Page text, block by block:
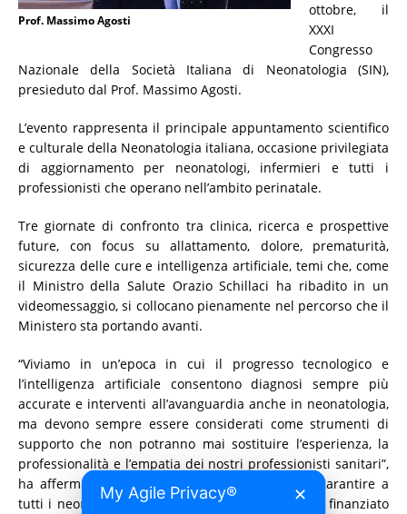
Prof. Massimo Agosti
ottobre, il
XXXI
Congresso
Nazionale della Società Italiana di Neonatologia (SIN),
presieduto dal Prof. Massimo Agosti.
L’evento rappresenta il principale appuntamento scientifico
e culturale della Neonatologia italiana, occasione privilegiata
di aggiornamento per neonatologi, infermieri e tutti i
professionisti che operano nell’ambito perinatale.
Tre giornate di confronto tra clinica, ricerca e prospettive
future, con focus su allattamento, dolore, prematurità,
sicurezza delle cure e intelligenza artificiale, temi che, come
il Ministro della Salute Orazio Schillaci ha ribadito in un
videomessaggio, si collocano pienamente nel percorso che il
Ministero sta portando avanti.
“Viviamo in un’epoca in cui il progresso tecnologico e
l’intelligenza artificiale consentono diagnosi sempre più
accurate e interventi all’avanguardia anche in neonatologia,
ma devono sempre essere considerati come strumenti di
supporto che non potranno mai sostituire l’esperienza, la
professionalità e l’empatia dei nostri professionisti sanitari”,
ha affermato il Ministro. “Sempre nell’ottica di garantire a
tutti i neonati le migliori cure, abbiamo avviato e finanziato
My Agile Privacy® ✕